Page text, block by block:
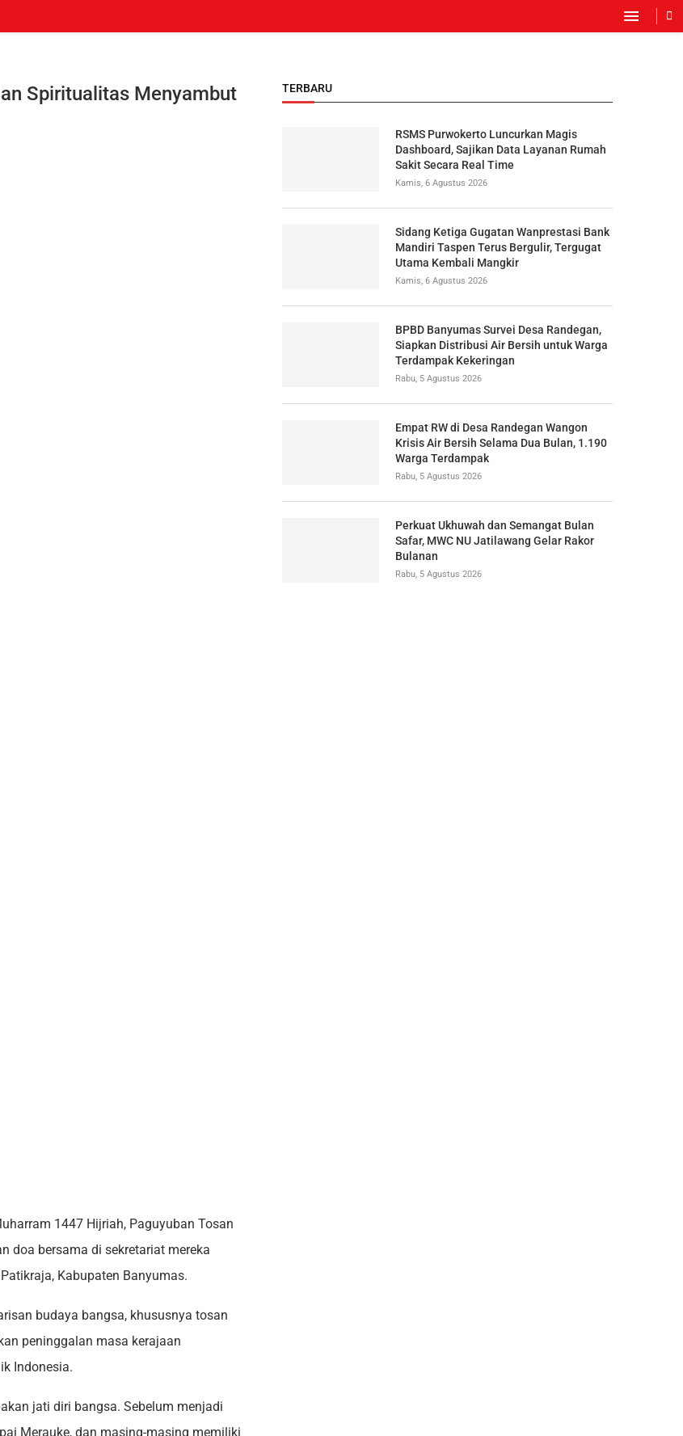
Spiritualitas Menyambut
1447 Hijriah, Paguyuban Tosan
doa bersama di sekretariat mereka
Kabupaten Banyumas.
budaya bangsa, khususnya tosan
peninggalan masa kerajaan
Indonesia.
jati diri bangsa. Sebelum menjadi
Merauke, dan masing-masing memiliki
TERBARU
RSMS Purwokerto Luncurkan Magis
Dashboard, Sajikan Data Layanan Rumah
Sakit Secara Real Time
Kamis, 6 Agustus 2026
Sidang Ketiga Gugatan Wanprestasi Bank
Mandiri Taspen Terus Bergulir, Tergugat
Utama Kembali Mangkir
Kamis, 6 Agustus 2026
BPBD Banyumas Survei Desa Randegan,
Siapkan Distribusi Air Bersih untuk Warga
Terdampak Kekeringan
Rabu, 5 Agustus 2026
Empat RW di Desa Randegan Wangon
Krisis Air Bersih Selama Dua Bulan, 1.190
Warga Terdampak
Rabu, 5 Agustus 2026
Perkuat Ukhuwah dan Semangat Bulan
Safar, MWC NU Jatilawang Gelar Rakor
Bulanan
Rabu, 5 Agustus 2026